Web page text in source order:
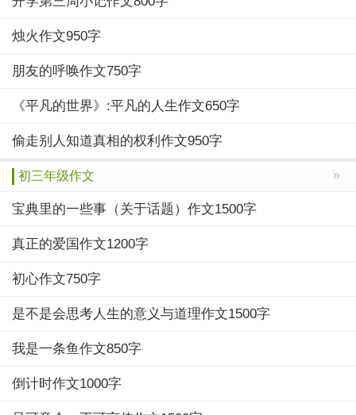
烛火作文950字
朋友的呼唤作文750字
《平凡的世界》:平凡的人生作文650字
偷走别人知道真相的权利作文950字
初三年级作文 »
宝典里的一些事（关于话题）作文1500字
真正的爱国作文1200字
初心作文750字
是不是会思考人生的意义与道理作文1500字
我是一条鱼作文850字
倒计时作文1000字